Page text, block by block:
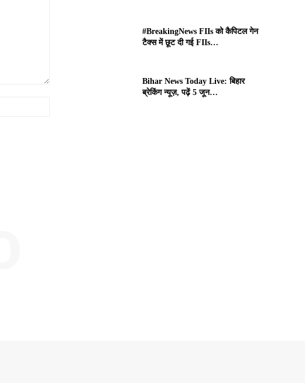
#BreakingNews FIIs को कैपिटल गेन
टैक्स में छूट दी गई FIIs…
Bihar News Today Live: बिहार
ब्रेकिंग न्यूज़, पढ़ें 5 जून…